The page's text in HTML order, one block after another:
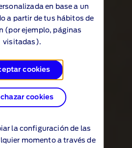
en base a un
a partir de tus hábitos de
(por ejemplo, páginas
visitadas).
cookies
cookies
la configuración de las
momento a través de